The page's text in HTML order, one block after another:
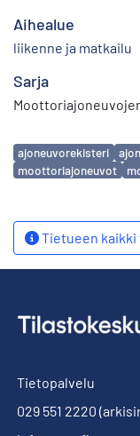
Aihealue
liikenne ja matkailu
Sarja
Avainsanat
ajoneuvorekisteri
moottoriajoneuvot
Tietueen
Tietopalvelu
029 551 2220